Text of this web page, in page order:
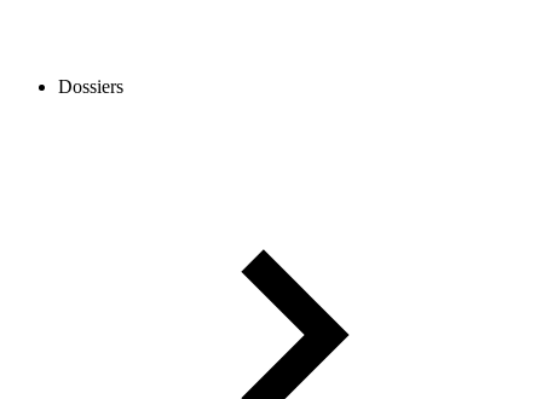
Dossiers